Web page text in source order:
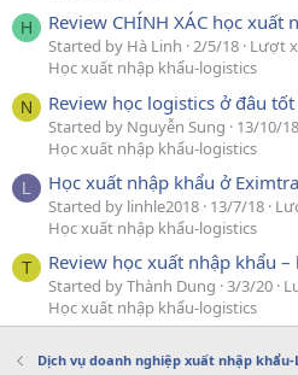
H Review CHÍNH XÁC học xuất
Started by Hà Linh 2/5/18 Lượt
Học xuất nhập khẩu-logistics
N Review học logistics ở đâu tốt
Started by Nguyễn Sung 13/10/18
Học xuất nhập khẩu-logistics
L Học xuất nhập khẩu ở
Started by linhle2018 13/7/18
Học xuất nhập khẩu-logistics
T Review học xuất nhập khẩu
Started by Thành Dung 3/3/20
Học xuất nhập khẩu-logistics
Dịch vụ doanh nghiệp xuất nhập khẩu-